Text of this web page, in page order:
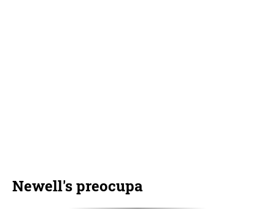
Newell's preocupa